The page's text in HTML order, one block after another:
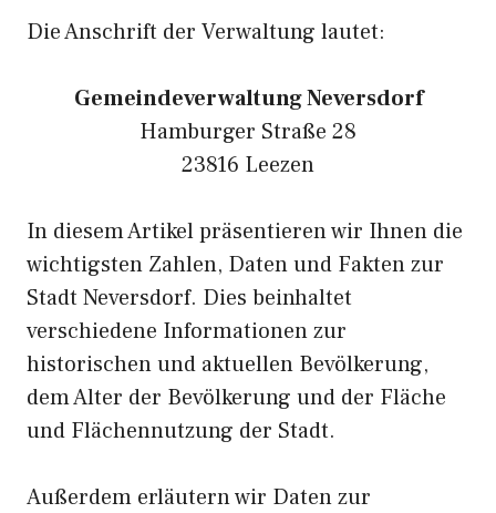
Die Anschrift der Verwaltung lautet:
Gemeindeverwaltung Neversdorf
Hamburger Straße 28
23816 Leezen
In diesem Artikel präsentieren wir Ihnen die
wichtigsten Zahlen, Daten und Fakten zur
Stadt Neversdorf. Dies beinhaltet
verschiedene Informationen zur
historischen und aktuellen Bevölkerung,
dem Alter der Bevölkerung und der Fläche
und Flächennutzung der Stadt.
Außerdem erläutern wir Daten zur